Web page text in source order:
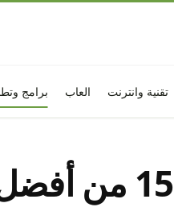
تقنية وانترنت العاب برامج
15 من أفضل تطبيقات الاندرويد المتاحة الآن